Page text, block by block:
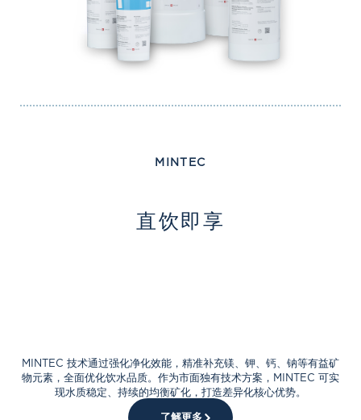
MINTEC
直饮即享
MINTEC 技术通过强化净化效能，精准补充镁、钾、钙、钠等有益矿
物元素，全面优化饮水品质。作为市面独有技术方案，MINTEC 可实
现水质稳定、持续的均衡矿化，打造差异化核心优势。
了解更多